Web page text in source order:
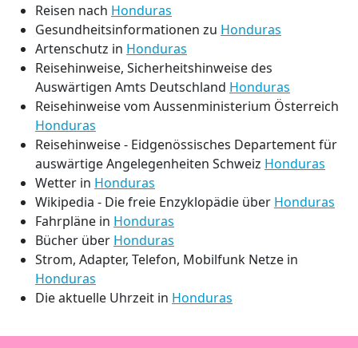
Reisen nach Honduras
Gesundheitsinformationen zu Honduras
Artenschutz in Honduras
Reisehinweise, Sicherheitshinweise des
Auswärtigen Amts Deutschland Honduras
Reisehinweise vom Aussenministerium Österreich
Honduras
Reisehinweise - Eidgenössisches Departement für
auswärtige Angelegenheiten Schweiz Honduras
Wetter in Honduras
Wikipedia - Die freie Enzyklopädie über Honduras
Fahrpläne in Honduras
Bücher über Honduras
Strom, Adapter, Telefon, Mobilfunk Netze in
Honduras
Die aktuelle Uhrzeit in Honduras